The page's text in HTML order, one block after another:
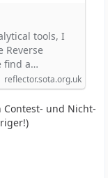
tools, I
Reverse
find a…
reflector.sota.org.uk
und Nicht-